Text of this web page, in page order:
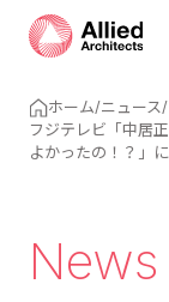
ホーム/ニュース/
フジテレビ「中居
よかったの！？」
News